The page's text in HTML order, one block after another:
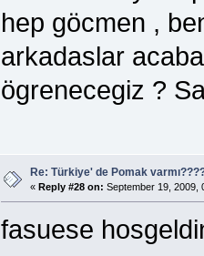
hep göcmen ,
arkadaslar
ögrenecegiz ?
Re: Türkiye' de Pomak
« Reply #28 on: September 19, 2009,
fasuese